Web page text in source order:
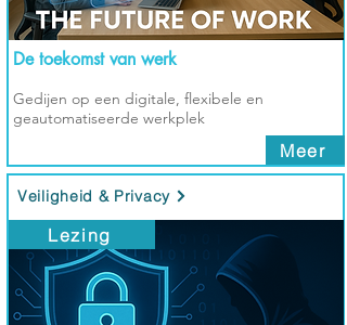
De toekomst van werk
Gedijen op een digitale, flexibele en
geautomatiseerde werkplek
Meer
Veiligheid & Privacy
Lezing